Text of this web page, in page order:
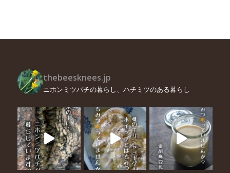
thebeesknees.jp
ニホンミツバチの暮らし、ハチミツのある暮らし